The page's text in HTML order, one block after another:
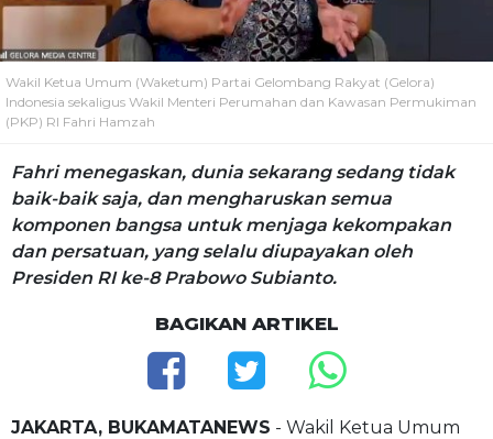
Wakil Ketua Umum (Waketum) Partai Gelombang Rakyat (Gelora)
Indonesia sekaligus Wakil Menteri Perumahan dan Kawasan Permukiman
(PKP) RI Fahri Hamzah
Fahri menegaskan, dunia sekarang sedang tidak
baik-baik saja, dan mengharuskan semua
komponen bangsa untuk menjaga kekompakan
dan persatuan, yang selalu diupayakan oleh
Presiden RI ke-8 Prabowo Subianto.
BAGIKAN ARTIKEL
JAKARTA, BUKAMATANEWS - Wakil Ketua Umum